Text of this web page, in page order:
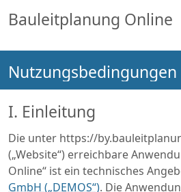
Sprungmenü
Direkt
Hauptnavigation
springen
Direkt
Inhalt
springen
Direkt
springen
Bauleitplanung Online
Alle Planverfahren
Nutzungsbedingungen
I. Einleitung
Die unter https://
(„Website“) erreichbare
Online“ ist ein technisches
GmbH („DEMOS“). Die